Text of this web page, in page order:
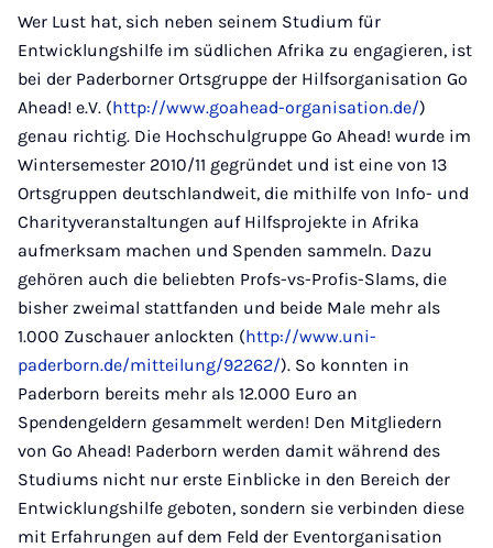
Wer Lust hat, sich neben seinem Studium für
Entwicklungshilfe im südlichen Afrika zu engagieren, ist
bei der Paderborner Ortsgruppe der Hilfsorganisation Go
Ahead! e.V. (http://www.goahead-organisation.de/)
genau richtig. Die Hochschulgruppe Go Ahead! wurde im
Wintersemester 2010/11 gegründet und ist eine von 13
Ortsgruppen deutschlandweit, die mithilfe von Info- und
Charityveranstaltungen auf Hilfsprojekte in Afrika
aufmerksam machen und Spenden sammeln. Dazu
gehören auch die beliebten Profs-vs-Profis-Slams, die
bisher zweimal stattfanden und beide Male mehr als
1.000 Zuschauer anlockten (http://www.uni-
paderborn.de/mitteilung/92262/). So konnten in
Paderborn bereits mehr als 12.000 Euro an
Spendengeldern gesammelt werden! Den Mitgliedern
von Go Ahead! Paderborn werden damit während des
Studiums nicht nur erste Einblicke in den Bereich der
Entwicklungshilfe geboten, sondern sie verbinden diese
mit Erfahrungen auf dem Feld der Eventorganisation